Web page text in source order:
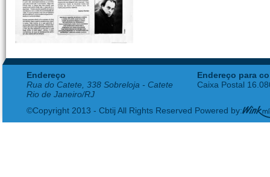
Endereço
Rua do Catete, 338 Sobreloja - Catete
Rio de Janeiro/RJ
Endereço para
Caixa Postal
©Copyright 2013 - Cbtij All Rights Reserved Powered by: